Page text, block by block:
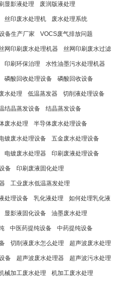
显影液处理 废润版液处理
丝印废水处理机 废水处理系统
备生产厂家 VOCS废气排放问题
网印刷废水处理机器 丝网印刷废水过滤
印刷环保治理 水性油墨污水处理机器
磷酸回收处理设备 磷酸回收设备
水处理 低温蒸发器 切削液处理设备
结晶蒸发设备 结晶蒸发设备
废水处理 半导体废水处理设备
镀废水处理设备 五金废水处理设备
电镀废水处理器 印刷废液处理设备
备 印刷废液固化处理
工业废水低温蒸发处理
处理设备 乳化液处理 如何处理乳化液
显影液固化设备 油墨废水处理
中医药提纯设备 中药提纯设备
切削液废水怎么处理 超声波废水处理
备 超声波废水处理器 超声波污水处理
械加工废水处理 机加工废水处理